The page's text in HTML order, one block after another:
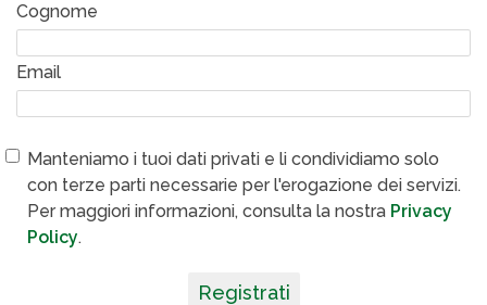
Cognome
Email
Manteniamo i tuoi dati privati e li condividiamo solo
con terze parti necessarie per l'erogazione dei servizi.
Per maggiori informazioni, consulta la nostra Privacy
Policy.
Registrati